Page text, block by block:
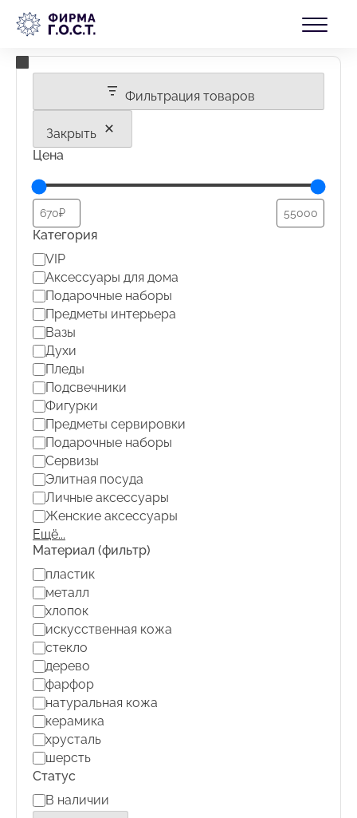
содержимому
КОНТАКТЫ
☰ Фильтры
Фильтрация товаров
Закрыть
Цена
Категория
Категория
VIP
Аксессуары для дома
Подарочные наборы
Предметы интерьера
Вазы
Духи
Пледы
Подсвечники
Фигурки
Предметы сервировки
Подарочные наборы
Сервизы
Элитная посуда
Личные аксессуары
Женские аксессуары
Ещё...
Материал (фильтр)
Материал
(фильтр)
пластик
металл
хлопок
искусственная кожа
стекло
дерево
фарфор
натуральная кожа
керамика
хрусталь
шерсть
Статус
Статус
В наличии